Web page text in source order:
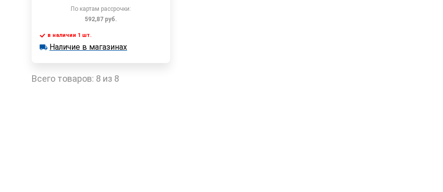
По картам рассрочки:
592,87 руб.
В корзину
Быстрый заказ
в наличии 1 шт.
в наличии 1 шт.
Наличие в магазинах
Всего товаров: 8 из 8